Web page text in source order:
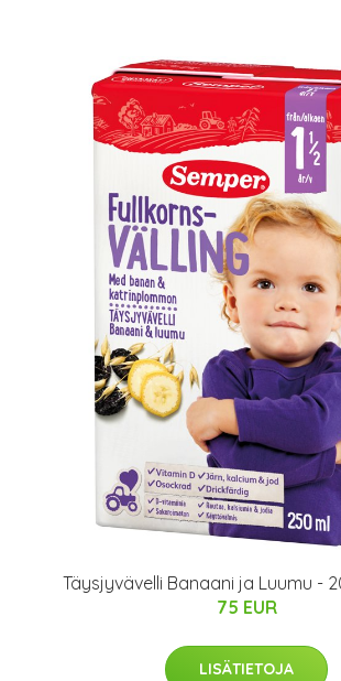
Täysjyvävelli Banaani ja Luumu -
75 EUR
LISÄTIETOJA